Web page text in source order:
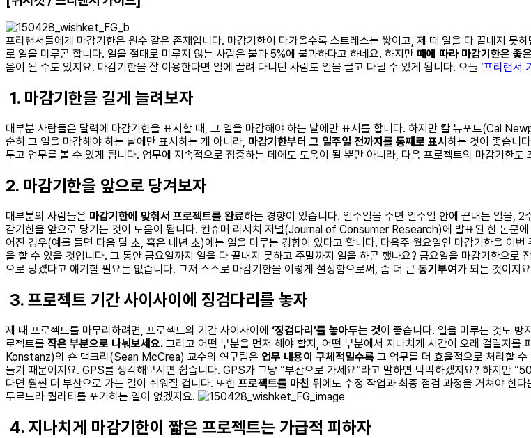
프리랜서들에게 마감기한은 원수 같은 존재입니다. 마감기한이 다가올수록 스트레스는 쌓이고, 제 때 일을 다 끝내지 못
로 일을 미루곤 합니다. 일을 절대로 미루지 않는 사람은 불과 5%에 불과하다고 하네요. 하지만 때에 따라 마감기한은 좋
움이 될 수도 있지요. 마감기한을 잘 이용한다면 일에 끌려 다니던 사람도 일을 끌고 다닐 수 있게 됩니다. 오늘 ‘프리랜서
1. 마감기한을 길게 늘려보자
대부분 사람들은 달력에 마감기한을 표시할 때, 그 일을 마감해야 하는 날에만 표시를 합니다. 하지만 칼 뉴포트(Cal
순히 그 일을 마감해야 하는 날에만 표시하는 게 아니라, 마감기한부터 그 일주일 전까지를 통째로 표시 하는 것이 좋습니
두고 업무를 볼 수 있게 됩니다. 업무에 지속적으로 집중하는 데에도 도움이 될 뿐만 아니라, 다음 프로젝트의 마감기한도
2. 마감기한을 앞으로 당겨보자
대부분의 사람들은 마감기한에 맞춰서 프로젝트를 완료하는 경향이 있습니다. 일주일을 주면 일주일 안에 끝내는 일을,
감기한을 앞으로 당기는 것이 도움이 됩니다. 컨슈머 리서치 저널(Journal of Consumer Research)에 발표된 한 논문에
어진 경우(예를 들면 다음 달 초, 혹은 내년 초)에는 일을 미루는 경향이 있다고 합니다. 다음주 월요일인 마감기한을 이
을 할 수 있을 것입니다. 그 동안 금요일까지 일을 다 끝내지 못하고 주말까지 일을 하곤 했나요? 금요일을 마감기한으
으로 당겼다고 얘기할 필요는 없습니다. 그저 스스로 마감기한을 이렇게 설정함으로써, 좀 더 큰 동기부여 가 되는 것이지
3. 프로젝트 기간 사이사이에 징검다리를 놓자
제 때 프로젝트를 마무리하려면, 프로젝트의 기간 사이사이에 ‘징검다리’를 놓아두는 것이 좋습니다. 일을 미루는 것도 방
로젝트를 작은 부분으로 나눠보세요. 그리고 어떤 부분을 먼저 해야 할지, 어떤 부분에서 지나치게 시간이 오래 걸릴지
Konstanz)의 숀 맥크리(Sean McCrea) 교수의 연구팀은 업무 내용이 구체적일수록 그 업무를 더 효율적으로 처리할 수
들기 때문이지요. GPS를 생각해보시면 쉽습니다. GPS가 그냥 “부산으로 가세요”라고 말하면 막막하겠지요? 하지만
다면 훨씬 더 부산으로 가는 길이 쉬워질 겁니다. 또한 프로젝트를 마친 뒤에도 수정 작업과 최종 점검 과정을 거쳐야 한다
두르느라 퀄리티를 포기하는 일이 없겠지요.
4. 지나치게 마감기한이 짧은 프로젝트는 가급적 피하자